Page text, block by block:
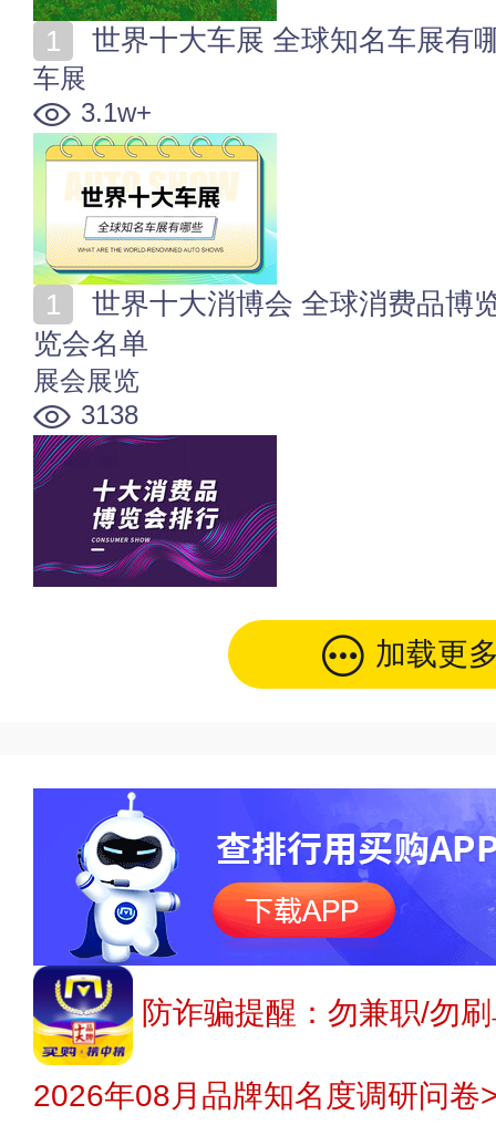
世界十大车展 全球知名车展有
车展
3.1w+
览会名单
展会展览
3138
加载更
防诈骗提醒：勿兼职/勿
2026年08月品牌知名度调研问卷